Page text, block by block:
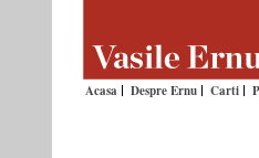
Acasa Despre Ernu Carti